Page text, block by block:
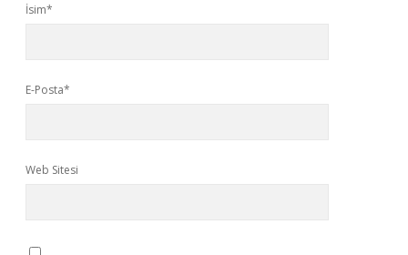
İsim*
E-Posta*
Web Sitesi